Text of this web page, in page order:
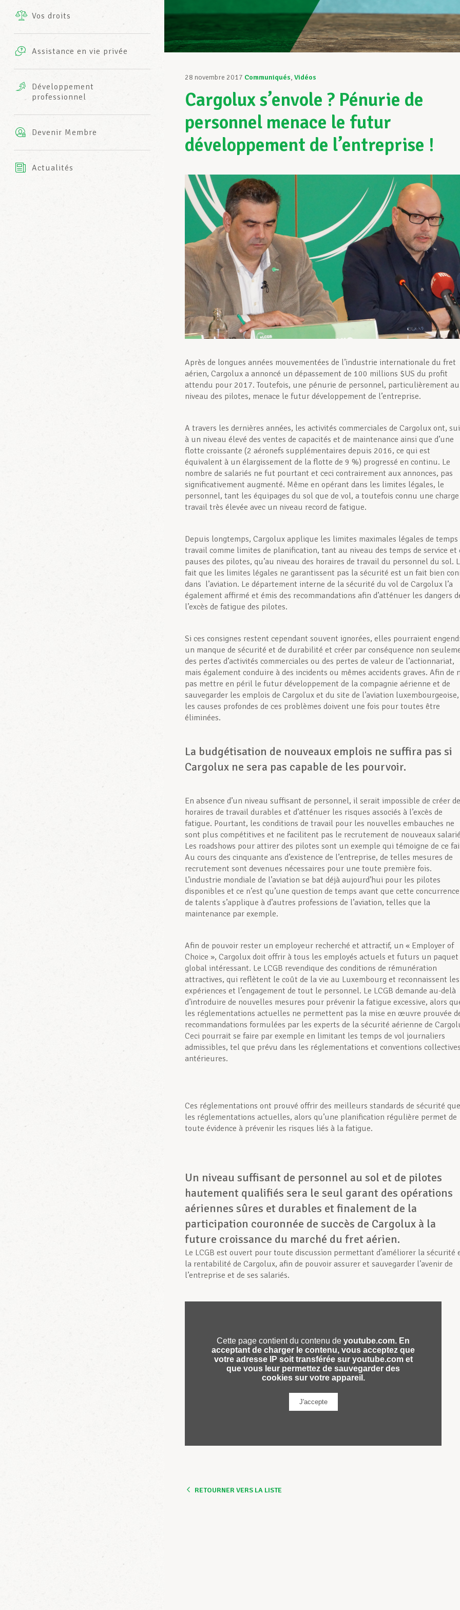
INFO-CENTER
Vos droits
Assistance en vie privée
complémentaires
AXA
Développement
professionnel
Devenir Membre
Actualités
28 novembre 2017 Communiqués, Vidéos
Cargolux s’envole ? Pénurie de
personnel menace le futur
développement de l’entreprise !
Après de longues années mouvementées de l’industrie internationale du fret
aérien, Cargolux a annoncé un dépassement de 100 millions $US du profit
attendu pour 2017. Toutefois, une pénurie de personnel, particulièrement au
niveau des pilotes, menace le futur développement de l’entreprise.
A travers les dernières années, les activités commerciales de Cargolux ont,
à un niveau élevé des ventes de capacités et de maintenance ainsi que d’une
flotte croissante (2 aéronefs supplémentaires depuis 2016, ce qui est
équivalent à un élargissement de la flotte de 9 %) progressé en continu. Le
nombre de salariés ne fut pourtant et ceci contrairement aux annonces, pas
significativement augmenté. Même en opérant dans les limites légales, le
personnel, tant les équipages du sol que de vol, a toutefois connu une
travail très élevée avec un niveau record de fatigue.
Depuis longtemps, Cargolux applique les limites maximales légales de temps
travail comme limites de planification, tant au niveau des temps de service et
pauses des pilotes, qu’au niveau des horaires de travail du personnel du sol.
fait que les limites légales ne garantissent pas la sécurité est un fait bien
dans l’aviation. Le département interne de la sécurité du vol de Cargolux l’a
également affirmé et émis des recommandations afin d’atténuer les dangers
l’excès de fatigue des pilotes.
Si ces consignes restent cependant souvent ignorées, elles pourraient
un manque de sécurité et de durabilité et créer par conséquence non
des pertes d’activités commerciales ou des pertes de valeur de l’actionnariat,
mais également conduire à des incidents ou mêmes accidents graves. Afin de
pas mettre en péril le futur développement de la compagnie aérienne et de
sauvegarder les emplois de Cargolux et du site de l’aviation luxembourgeoise,
les causes profondes de ces problèmes doivent une fois pour toutes être
éliminées.
La budgétisation de nouveaux emplois ne suffira pas si
Cargolux ne sera pas capable de les pourvoir.
En absence d’un niveau suffisant de personnel, il serait impossible de créer
horaires de travail durables et d’atténuer les risques associés à l’excès de
fatigue. Pourtant, les conditions de travail pour les nouvelles embauches ne
sont plus compétitives et ne facilitent pas le recrutement de nouveaux
Les roadshows pour attirer des pilotes sont un exemple qui témoigne de ce
Au cours des cinquante ans d’existence de l’entreprise, de telles mesures de
recrutement sont devenues nécessaires pour une toute première fois.
L’industrie mondiale de l’aviation se bat déjà aujourd’hui pour les pilotes
disponibles et ce n’est qu’une question de temps avant que cette concurrence
de talents s’applique à d’autres professions de l’aviation, telles que la
maintenance par exemple.
Afin de pouvoir rester un employeur recherché et attractif, un « Employer of
Choice », Cargolux doit offrir à tous les employés actuels et futurs un paquet
global intéressant. Le LCGB revendique des conditions de rémunération
attractives, qui reflètent le coût de la vie au Luxembourg et reconnaissent les
expériences et l’engagement de tout le personnel. Le LCGB demande au-delà
d’introduire de nouvelles mesures pour prévenir la fatigue excessive, alors
les réglementations actuelles ne permettent pas la mise en œuvre prouvée
recommandations formulées par les experts de la sécurité aérienne de
Ceci pourrait se faire par exemple en limitant les temps de vol journaliers
admissibles, tel que prévu dans les réglementations et conventions
antérieures.
Ces réglementations ont prouvé offrir des meilleurs standards de sécurité que
les réglementations actuelles, alors qu’une planification régulière permet de
toute évidence à prévenir les risques liés à la fatigue.
Un niveau suffisant de personnel au sol et de pilotes
hautement qualifiés sera le seul garant des opérations
aériennes sûres et durables et finalement de la
participation couronnée de succès de Cargolux à la
future croissance du marché du fret aérien.
Le LCGB est ouvert pour toute discussion permettant d’améliorer la sécurité
la rentabilité de Cargolux, afin de pouvoir assurer et sauvegarder l’avenir de
l’entreprise et de ses salariés.
RETOURNER VERS LA LISTE